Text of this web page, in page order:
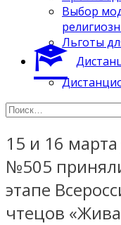
Выбор
Льготы
Найти:
15 и 16
№505
этапе
чтецов